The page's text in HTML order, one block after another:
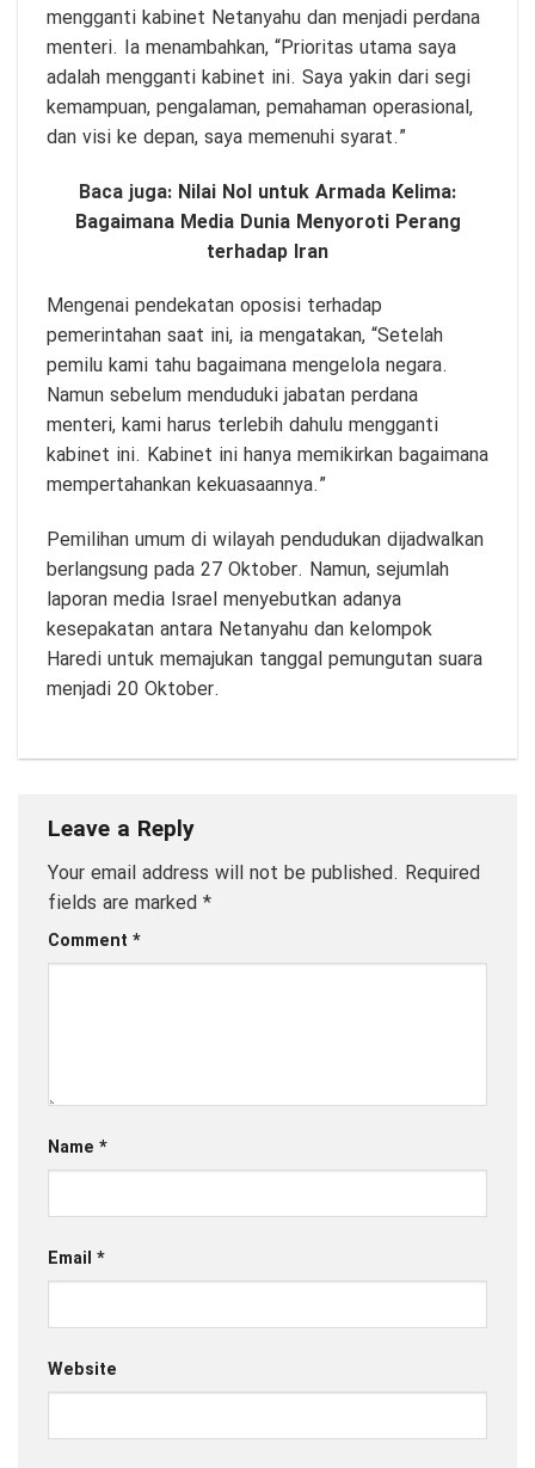
mengganti kabinet Netanyahu dan menjadi perdana
menteri. Ia menambahkan, “Prioritas utama saya
adalah mengganti kabinet ini. Saya yakin dari segi
kemampuan, pengalaman, pemahaman operasional,
dan visi ke depan, saya memenuhi syarat.”
Baca juga: Nilai Nol untuk Armada Kelima:
Bagaimana Media Dunia Menyoroti Perang
terhadap Iran
Mengenai pendekatan oposisi terhadap
pemerintahan saat ini, ia mengatakan, “Setelah
pemilu kami tahu bagaimana mengelola negara.
Namun sebelum menduduki jabatan perdana
menteri, kami harus terlebih dahulu mengganti
kabinet ini. Kabinet ini hanya memikirkan bagaimana
mempertahankan kekuasaannya.”
Pemilihan umum di wilayah pendudukan dijadwalkan
berlangsung pada 27 Oktober. Namun, sejumlah
laporan media Israel menyebutkan adanya
kesepakatan antara Netanyahu dan kelompok
Haredi untuk memajukan tanggal pemungutan suara
menjadi 20 Oktober.
Leave a Reply
Your email address will not be published. Required
fields are marked *
Comment *
Name *
Email *
Website